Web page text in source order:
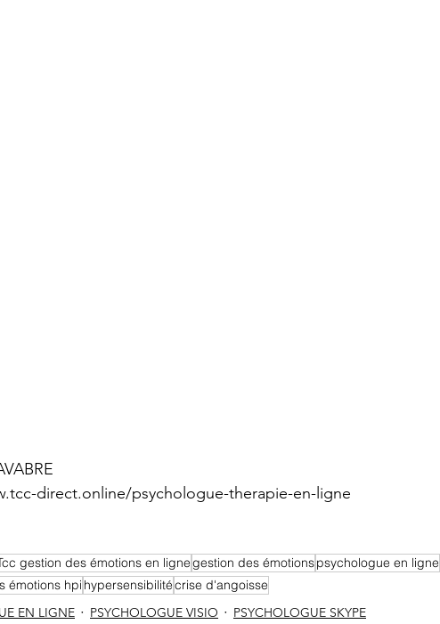
direct.online/psychologue-therapie-en-ligne
gestion des émotions en lignegestion des émotionspsychologue en ligne
émotions hpi hypersensibilitécrise d'angoisse
EN LIGNE
PSYCHOLOGUE VISIO PSYCHOLOGUE SKYPE